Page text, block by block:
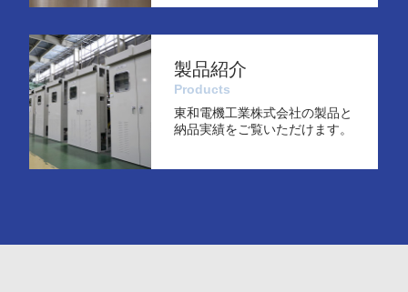
製品紹介
Products
東和電機工業株式会社の製品と
納品実績をご覧いただけます。